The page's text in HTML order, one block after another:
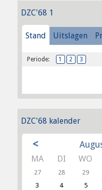
DZC'68 1
Stand Uitslagen
Periode: 1 2 3
DZC'68 kalender
<
MA DI WO
27 28 29
3
4 5